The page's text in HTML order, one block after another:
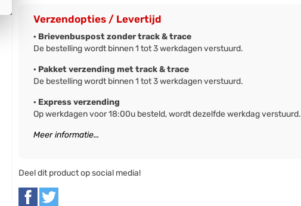
Verzendopties / Levertijd
· Brievenbuspost zonder track & trace
De bestelling wordt binnen 1 tot 3 werkdagen verstuurd.
· Pakket verzending met track & trace
De bestelling wordt binnen 1 tot 3 werkdagen verstuurd.
· Express verzending
Op werkdagen voor 18:00u besteld, wordt dezelfde werkdag verstuurd.
Meer informatie...
Deel dit product op social media!